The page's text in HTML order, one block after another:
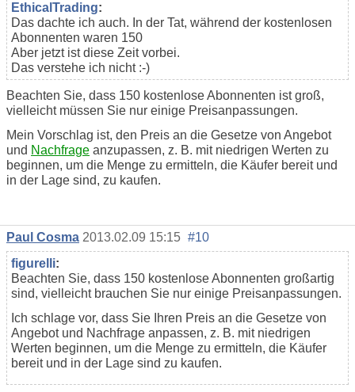
EthicalTrading:
Das dachte ich auch. In der Tat, während der kostenlosen
Abonnenten waren 150
Aber jetzt ist diese Zeit vorbei.
Das verstehe ich nicht :-)
Beachten Sie, dass 150 kostenlose Abonnenten ist groß,
vielleicht müssen Sie nur einige Preisanpassungen.
Mein Vorschlag ist, den Preis an die Gesetze von Angebot
und Nachfrage anzupassen, z. B. mit niedrigen Werten zu
beginnen, um die Menge zu ermitteln, die Käufer bereit und
in der Lage sind, zu kaufen.
Paul Cosma 2013.02.09 15:15 #10
figurelli:
Beachten Sie, dass 150 kostenlose Abonnenten großartig
sind, vielleicht brauchen Sie nur einige Preisanpassungen.
Ich schlage vor, dass Sie Ihren Preis an die Gesetze von
Angebot und Nachfrage anpassen, z. B. mit niedrigen
Werten beginnen, um die Menge zu ermitteln, die Käufer
bereit und in der Lage sind zu kaufen.